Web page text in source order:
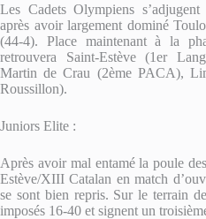
Les Cadets Olympiens
après avoir largement dominé
(44-4). Place maintenant à la
retrouvera Saint-Estève (1er
Martin de Crau (2ème PACA),
Roussillon).
Juniors Elite :
Après avoir mal entamé la poule
Estève/XIII Catalan en match
se sont bien repris. Sur le terrain
imposés 16-40 et signent un